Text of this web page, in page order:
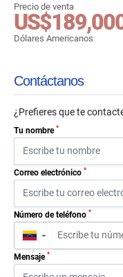
Precio de venta
Dólares Americanos
Contáctanos
¿Prefieres que te
Tu nombre *
Correo electrónico *
Número de teléfono *
▼
Mensaje *